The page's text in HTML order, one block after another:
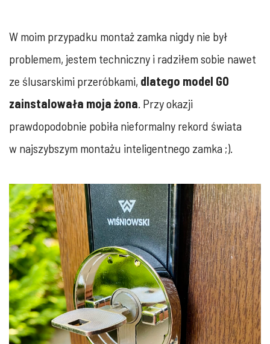
W moim przypadku montaż zamka nigdy nie był
problemem, jestem techniczny i radziłem sobie nawet
ze ślusarskimi przeróbkami, dlatego model GO
zainstalowała moja żona. Przy okazji
prawdopodobnie pobiła nieformalny rekord świata
w najszybszym montażu inteligentnego zamka ;).